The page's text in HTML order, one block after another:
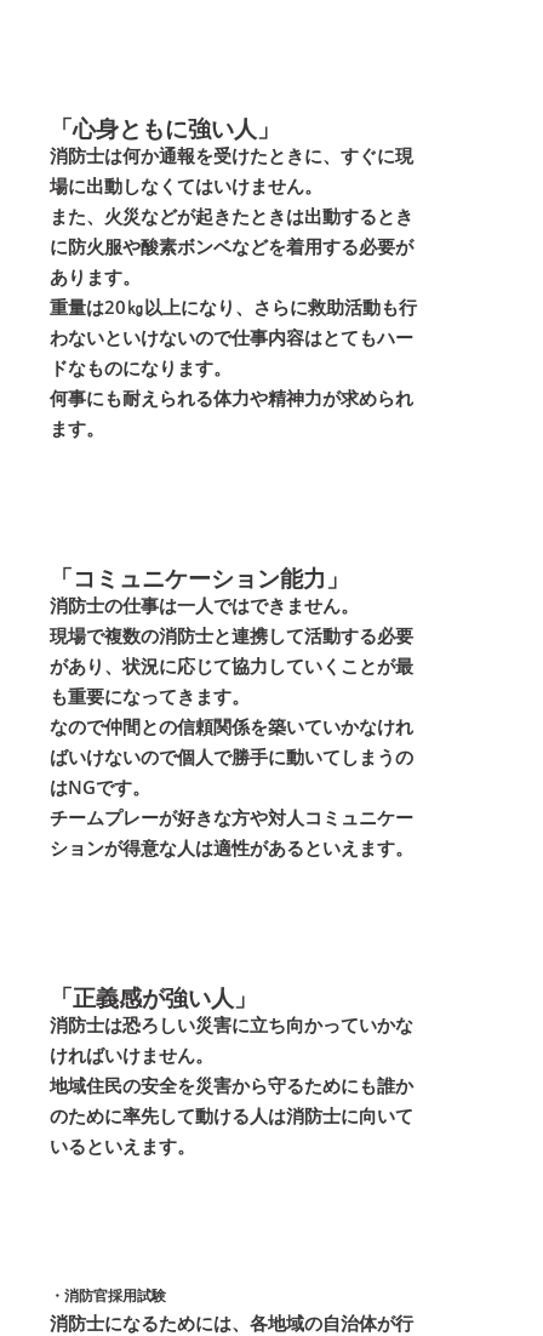
「心身ともに強い人」
消防士は何か通報を受けたときに、すぐに現
場に出動しなくてはいけません。
また、火災などが起きたときは出動するとき
に防火服や酸素ボンベなどを着用する必要が
あります。
重量は20㎏以上になり、さらに救助活動も行
わないといけないので仕事内容はとてもハー
ドなものになります。
何事にも耐えられる体力や精神力が求められ
ます。
「コミュニケーション能力」
消防士の仕事は一人ではできません。
現場で複数の消防士と連携して活動する必要
があり、状況に応じて協力していくことが最
も重要になってきます。
なので仲間との信頼関係を築いていかなけれ
ばいけないので個人で勝手に動いてしまうの
はNGです。
チームプレーが好きな方や対人コミュニケー
ションが得意な人は適性があるといえます。
「正義感が強い人」
消防士は恐ろしい災害に立ち向かっていかな
ければいけません。
地域住民の安全を災害から守るためにも誰か
のために率先して動ける人は消防士に向いて
いるといえます。
・消防官採用試験
消防士になるためには、各地域の自治体が行